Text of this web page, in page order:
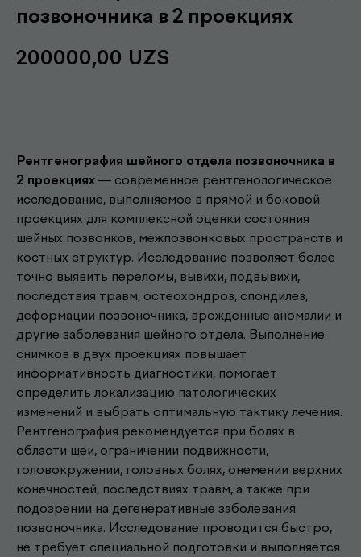
позвоночника в 2 проекциях
200000,00 UZS
Рентгенография шейного отдела позвоночника в
2 проекциях — современное рентгенологическое
исследование, выполняемое в прямой и боковой
проекциях для комплексной оценки состояния
шейных позвонков, межпозвонковых пространств и
костных структур. Исследование позволяет более
точно выявить переломы, вывихи, подвывихи,
последствия травм, остеохондроз, спондилез,
деформации позвоночника, врожденные аномалии и
другие заболевания шейного отдела. Выполнение
снимков в двух проекциях повышает
информативность диагностики, помогает
определить локализацию патологических
изменений и выбрать оптимальную тактику лечения.
Рентгенография рекомендуется при болях в
области шеи, ограничении подвижности,
головокружении, головных болях, онемении верхних
конечностей, последствиях травм, а также при
подозрении на дегенеративные заболевания
позвоночника. Исследование проводится быстро,
не требует специальной подготовки и выполняется